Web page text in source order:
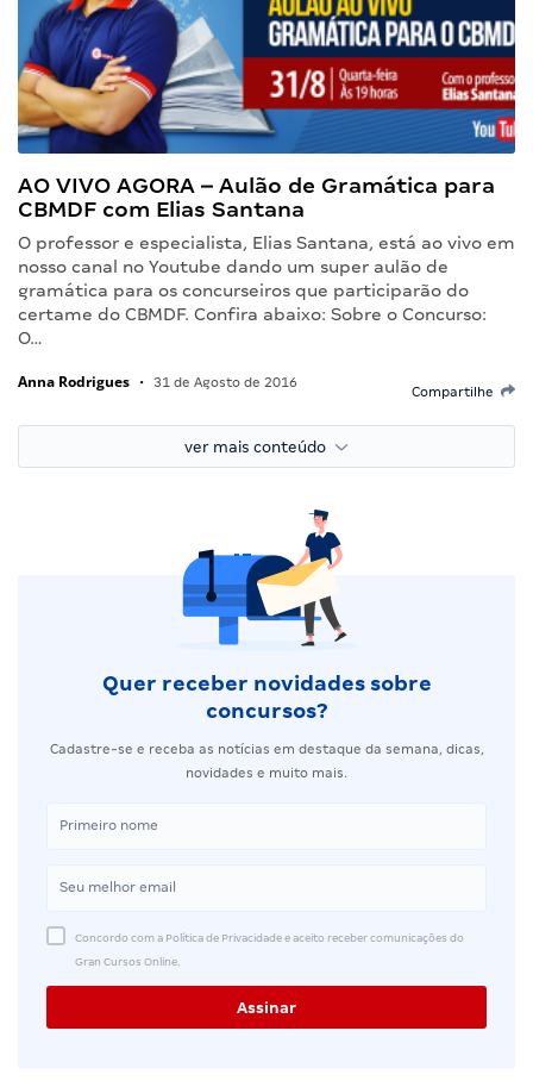
AO VIVO AGORA – Aulão de Gramática para
CBMDF com Elias Santana
O professor e especialista, Elias Santana, está ao vivo em
nosso canal no Youtube dando um super aulão de
gramática para os concurseiros que participarão do
certame do CBMDF. Confira abaixo: Sobre o Concurso:
O…
Anna Rodrigues • 31 de Agosto de 2016
Compartilhe
ver mais conteúdo
Quer receber novidades sobre
concursos?
Cadastre-se e receba as notícias em destaque da semana, dicas,
novidades e muito mais.
Concordo com a Política de Privacidade e aceito receber comunicações do
Gran Cursos Online.